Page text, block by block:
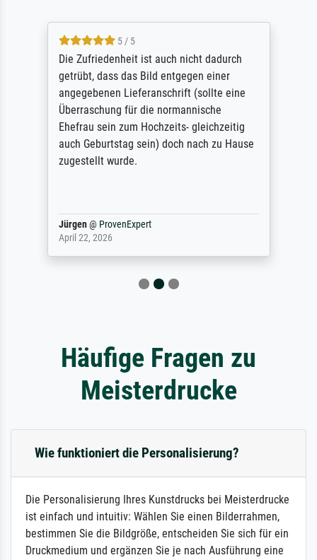
5 / 5
Die Zufriedenheit ist auch nicht dadurch
getrübt, dass das Bild entgegen einer
angegebenen Lieferanschrift (sollte eine
Überraschung für die normannische
Ehefrau sein zum Hochzeits- gleichzeitig
auch Geburtstag sein) doch nach zu Hause
zugestellt wurde.
Jürgen@ ProvenExpert
April 22, 2026
Häufige Fragen zu
Meisterdrucke
Wie funktioniert die Personalisierung?
Die Personalisierung Ihres Kunstdrucks bei Meisterdrucke
ist einfach und intuitiv: Wählen Sie einen Bilderrahmen,
bestimmen Sie die Bildgröße, entscheiden Sie sich für ein
Druckmedium und ergänzen Sie je nach Ausführung eine